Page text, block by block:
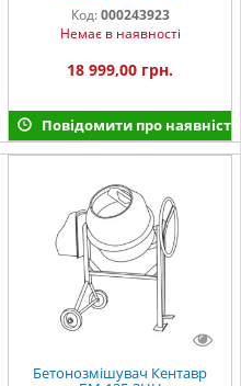
Код: 000243923
Немає в наявності
18 999,00 грн.
Повідомити про наявність
Бетонозмішувач Кентавр